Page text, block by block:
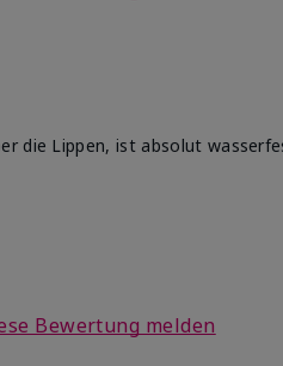
die Lippen, ist absolut
5Bewertung melden